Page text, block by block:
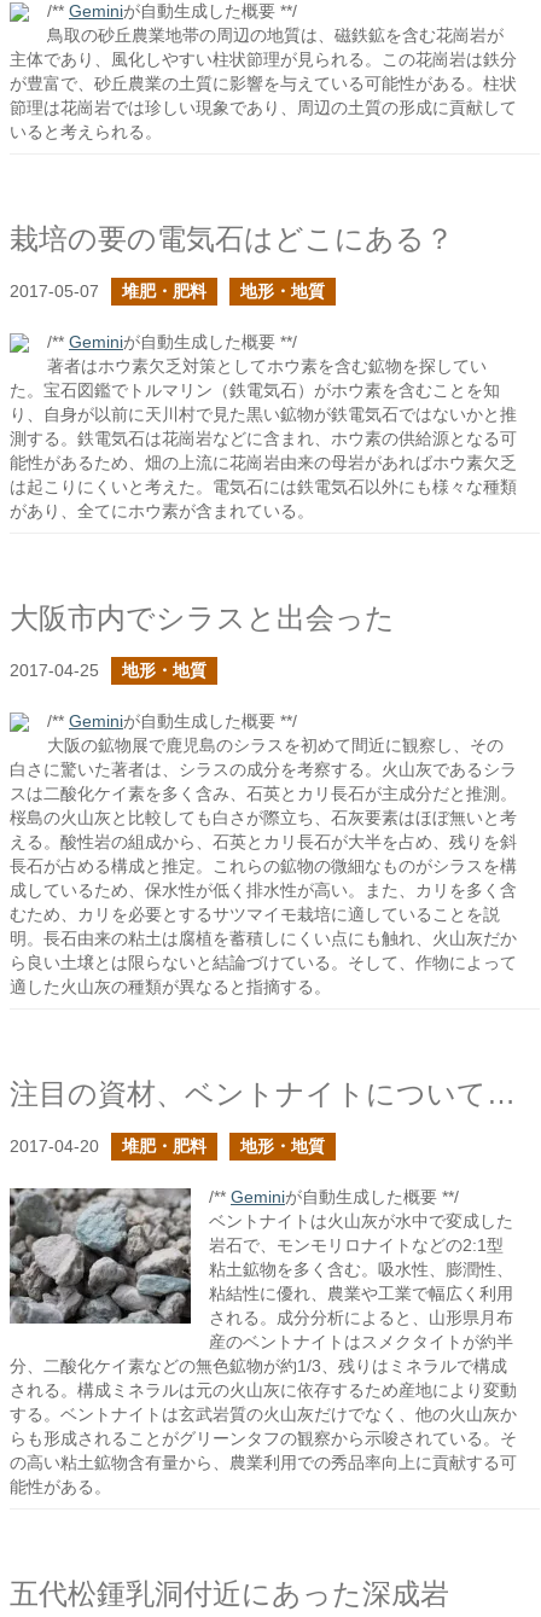
/** Geminiが自動生成した概要 **/
鳥取の砂丘農業地帯の周辺の地質は、磁鉄鉱を含む花崗岩が
主体であり、風化しやすい柱状節理が見られる。この花崗岩は鉄分
が豊富で、砂丘農業の土質に影響を与えている可能性がある。柱状
節理は花崗岩では珍しい現象であり、周辺の土質の形成に貢献して
いると考えられる。
栽培の要の電気石はどこにある？
2017-05-07 堆肥・肥料 地形・地質
/** Geminiが自動生成した概要 **/
著者はホウ素欠乏対策としてホウ素を含む鉱物を探してい
た。宝石図鑑でトルマリン（鉄電気石）がホウ素を含むことを知
り、自身が以前に天川村で見た黒い鉱物が鉄電気石ではないかと推
測する。鉄電気石は花崗岩などに含まれ、ホウ素の供給源となる可
能性があるため、畑の上流に花崗岩由来の母岩があればホウ素欠乏
は起こりにくいと考えた。電気石には鉄電気石以外にも様々な種類
があり、全てにホウ素が含まれている。
大阪市内でシラスと出会った
2017-04-25 地形・地質
/** Geminiが自動生成した概要 **/
大阪の鉱物展で鹿児島のシラスを初めて間近に観察し、その
白さに驚いた著者は、シラスの成分を考察する。火山灰であるシラ
スは二酸化ケイ素を多く含み、石英とカリ長石が主成分だと推測。
桜島の火山灰と比較しても白さが際立ち、石灰要素はほぼ無いと考
える。酸性岩の組成から、石英とカリ長石が大半を占め、残りを斜
長石が占める構成と推定。これらの鉱物の微細なものがシラスを構
成しているため、保水性が低く排水性が高い。また、カリを多く含
むため、カリを必要とするサツマイモ栽培に適していることを説
明。長石由来の粘土は腐植を蓄積しにくい点にも触れ、火山灰だか
ら良い土壌とは限らないと結論づけている。そして、作物によって
適した火山灰の種類が異なると指摘する。
注目の資材、ベントナイトについて知ろう
2017-04-20 堆肥・肥料 地形・地質
/** Geminiが自動生成した概要 **/
ベントナイトは火山灰が水中で変成した
岩石で、モンモリロナイトなどの2:1型
粘土鉱物を多く含む。吸水性、膨潤性、
粘結性に優れ、農業や工業で幅広く利用
される。成分分析によると、山形県月布
産のベントナイトはスメクタイトが約半
分、二酸化ケイ素などの無色鉱物が約1/3、残りはミネラルで構成
される。構成ミネラルは元の火山灰に依存するため産地により変動
する。ベントナイトは玄武岩質の火山灰だけでなく、他の火山灰か
らも形成されることがグリーンタフの観察から示唆されている。そ
の高い粘土鉱物含有量から、農業利用での秀品率向上に貢献する可
能性がある。
五代松鍾乳洞付近にあった深成岩